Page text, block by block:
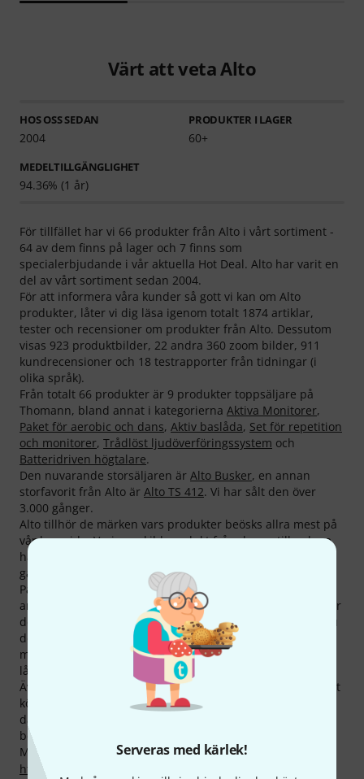
Serveras med kärlek!
Värt att veta Alto
HOS OSS SEDAN
2004
PRODUKTER I LAGER
60+
MEDELTILLGÄNGLIGHET
94.36% (1 år)
För tillfället har vi 66 produkter från Alto i vårt sortiment -
64 av dem finns på lager och 7 finns som
specialerbjudande i vår aktuella Hot Deal. Alto har varit en
del av vårt sortiment sedan 2004.
För att informera våra kunder så gott vi kan om Alto
produkter, låter vi dig läsa igenom totalt 1874 artiklar,
tester och recensioner om produkter från Alto. Dessutom
visas 923 produktbilder, 22 andra 360 zoom bilder, 911
kundrecensioner och 18 testrapporter från tidningar (i
olika språk).
Från totalt 66 produkter är 9 produkter toppsäljare på
Thomann, bland annat i kategorierna Aktiva Monitorer,
Paket för aerobic och dans, Aktiv baslåda, Set för repetition
och monitorer, Trådlöst ljudöverföringssystem och
Batteridriven högtalare.
Den nuvarande storsäljaren är Alto Busker, en annan
storfavorit från Alto är Alto TS 412. Vi har sålt den över
3.000 gånger.
Alto tillhör de märken vars produkter beösks allra mest på
vår hemsida. Varje enskild produkt från denna tillverkare
har i snitt visats på thomanns websida mer än 2.000
gånger.
På Thomann kan du handla Alto billigare än någon
annanstans. Vi har reducerat priset på 52 produkter under
de senaste tre månaderna. Det blir verkligen billigt när du
dels väljer att handla på thomann och sedan toppar detta
med att använda kreativa paket som rabatterar de redan
låga priserna ännu mer.
Även på produkterna från Alto erbjuder vi 30 dagars öppet
köp, 3 års garanti samt många ytterligare tjänster,
däribland kvalificerad support och annat som vi har
bestämt ska ingå i ”Added Value”.
Mer information om tillverkaren finns på
http://www.altoproaudio.com